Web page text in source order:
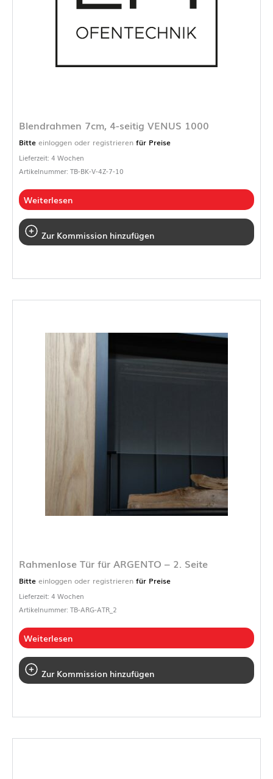
Blendrahmen 7cm, 4-seitig VENUS 1000
Bitte einloggen oder registrieren für Preise
Lieferzeit: 4 Wochen
Artikelnummer: TB-BK-V-4Z-7-10
Weiterlesen
Zur Kommission hinzufügen
Rahmenlose Tür für ARGENTO – 2. Seite
Bitte einloggen oder registrieren für Preise
Lieferzeit: 4 Wochen
Artikelnummer: TB-ARG-ATR_2
Weiterlesen
Zur Kommission hinzufügen